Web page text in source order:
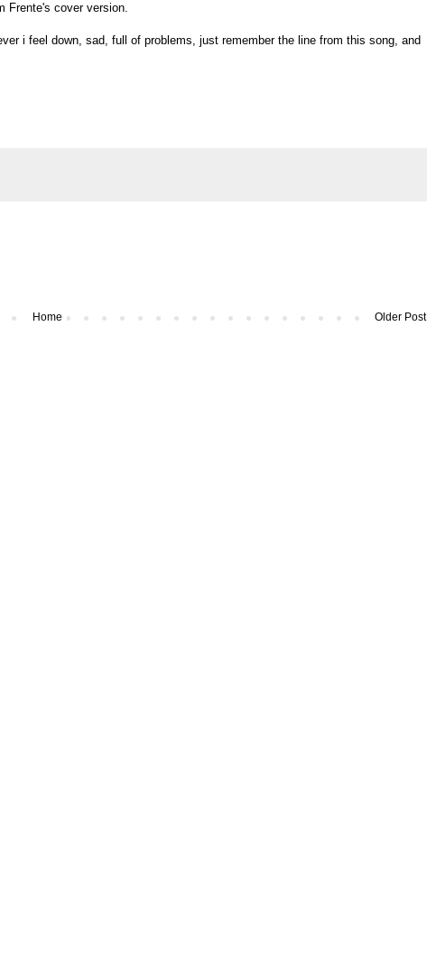
Frente's cover version.
i feel down, sad, full of problems, just remember the line from this song, and
Older Post
Home